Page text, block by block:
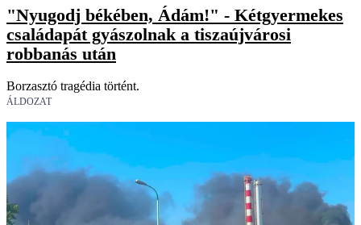
"Nyugodj békében, Ádám!" - Kétgyermekes
családapát gyászolnak a tiszaújvárosi
robbanás után
Borzasztó tragédia történt.
ÁLDOZAT